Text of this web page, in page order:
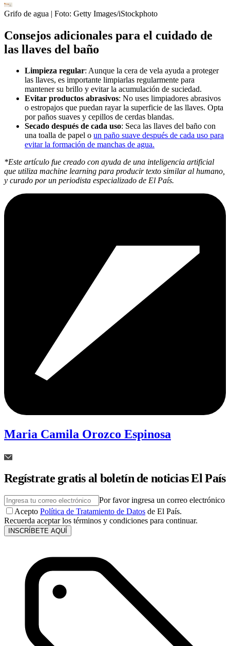
Grifo de agua | Foto: Getty Images/iStockphoto
Consejos adicionales para el cuidado de
las llaves del baño
Limpieza regular: Aunque la cera de vela ayuda a proteger
las llaves, es importante limpiarlas regularmente para
mantener su brillo y evitar la acumulación de suciedad.
Evitar productos abrasivos: No uses limpiadores abrasivos
o estropajos que puedan rayar la superficie de las llaves. Opta
por paños suaves y cepillos de cerdas blandas.
Secado después de cada uso: Seca las llaves del baño con
una toalla de papel o un paño suave después de cada uso para
evitar la formación de manchas de agua.
*Este artículo fue creado con ayuda de una inteligencia artificial
que utiliza machine learning para producir texto similar al humano,
y curado por un periodista especializado de El País.
Maria Camila Orozco Espinosa
Regístrate gratis al boletín de noticias El País
Por favor ingresa un correo electrónico
Acepto Política de Tratamiento de Datos de El País.
Recuerda aceptar los términos y condiciones para continuar.
INSCRÍBETE AQUÍ